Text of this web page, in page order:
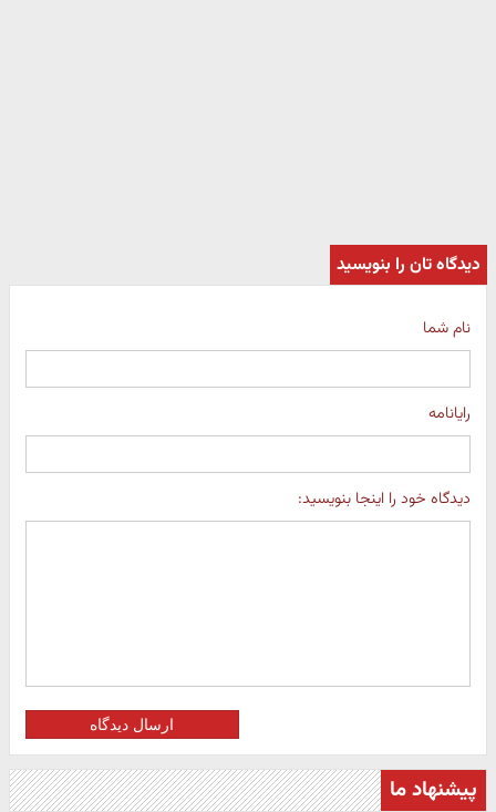
دیدگاه تان را بنویسید
نام شما
رایانامه
دیدگاه خود را اینجا بنویسید:
ارسال دیدگاه
پیشنهاد ما